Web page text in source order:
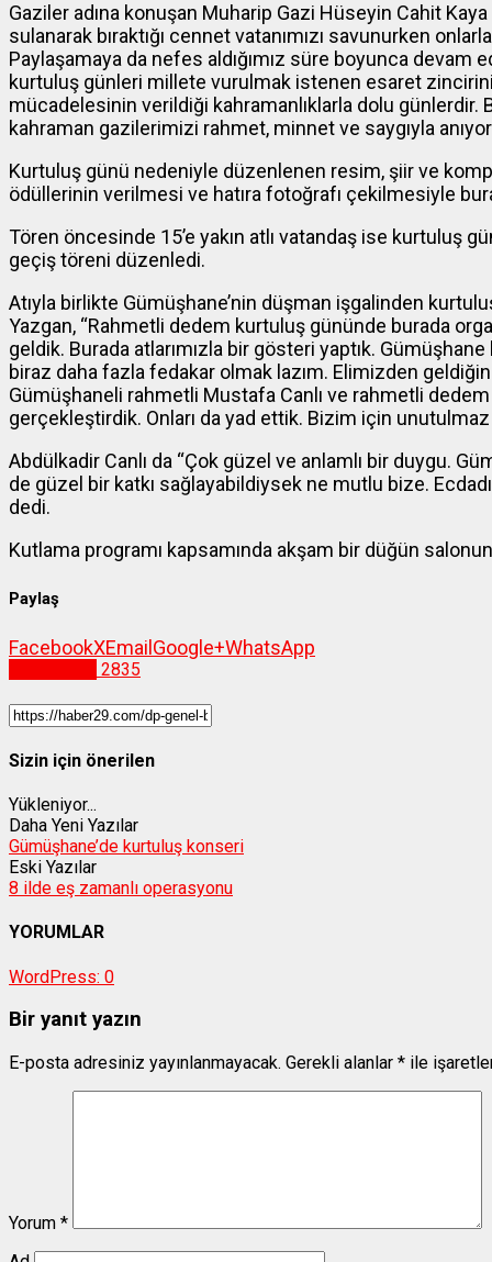
Gaziler adına konuşan Muharip Gazi Hüseyin Cahit Kaya
sulanarak bıraktığı cennet vatanımızı savunurken
Paylaşamaya da nefes aldığımız süre boyunca devam
kurtuluş günleri millete vurulmak istenen esaret
mücadelesinin verildiği kahramanlıklarla dolu
kahraman gazilerimizi rahmet, minnet ve saygıyla
Kurtuluş günü nedeniyle düzenlenen resim, şiir ve
ödüllerinin verilmesi ve hatıra fotoğrafı çekilmesiyle
Tören öncesinde 15’e yakın atlı vatandaş ise kurtuluş
geçiş töreni düzenledi.
Atıyla birlikte Gümüşhane’nin düşman işgalinden
Yazgan, “Rahmetli dedem kurtuluş gününde burada
geldik. Burada atlarımızla bir gösteri yaptık.
biraz daha fazla fedakar olmak lazım. Elimizden
Gümüşhaneli rahmetli Mustafa Canlı ve rahmetli
gerçekleştirdik. Onları da yad ettik. Bizim için
Abdülkadir Canlı da “Çok güzel ve anlamlı bir duygu.
de güzel bir katkı sağlayabildiysek ne mutlu bize.
dedi.
Kutlama programı kapsamında akşam bir düğün
Paylaş
FacebookXEmail Google+WhatsApp
2835
Sizin için önerilen
Yükleniyor...
Daha Yeni Yazılar
Gümüşhane’de kurtuluş konseri
Eski Yazılar
8 ilde eş zamanlı operasyonu
YORUMLAR
WordPress: 0
Bir yanıt yazın
E-posta adresiniz yayınlanmayacak. Gerekli alanlar * ile
Yorum *